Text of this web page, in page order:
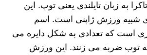
به زبان تایلندی یعنی توپ. این
شبیه ورزش ژاپنی است. اسم
است که تعدادی به شکل دایره می
به توب ضربه می زنند. این ورزش